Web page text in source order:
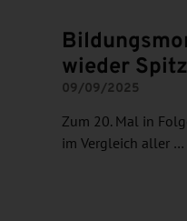
wieder
09/09/2025
Zum 20. Mal in
im Vergleich aller …